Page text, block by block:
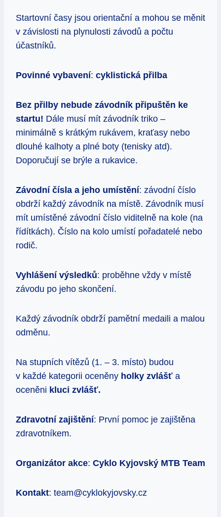
Startovní časy jsou orientační a mohou se měnit
v závislosti na plynulosti závodů a počtu
účastníků.
Povinné vybavení: cyklistická přilba
Bez přilby nebude závodník připuštěn ke
startu! Dále musí mít závodník triko –
minimálně s krátkým rukávem, kraťasy nebo
dlouhé kalhoty a plné boty (tenisky atd).
Doporučují se brýle a rukavice.
Závodní čísla a jeho umístění: závodní číslo
obdrží každý závodník na místě. Závodník musí
mít umístěné závodní číslo viditelně na kole (na
řídítkách). Číslo na kolo umístí pořadatelé nebo
rodič.
Vyhlášení výsledků: proběhne vždy v místě
závodu po jeho skončení.
Každý závodník obdrží pamětní medaili a malou
odměnu.
Na stupních vítězů (1. – 3. místo) budou
v každé kategorii oceněny holky zvlášť a
oceněni kluci zvl ášť.
Zdravotní zajištění: První pomoc je zajištěna
zdravotníkem.
Organizátor akce: Cyklo Kyjovský MTB Team
Kontakt: team@cyklokyjovsky.cz